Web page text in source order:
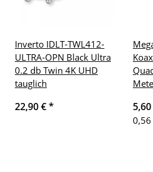
Inverto IDLT-TWL412-
ULTRA-OPN Black Ultra
0.2 db Twin 4K UHD
tauglich
22,90 €*